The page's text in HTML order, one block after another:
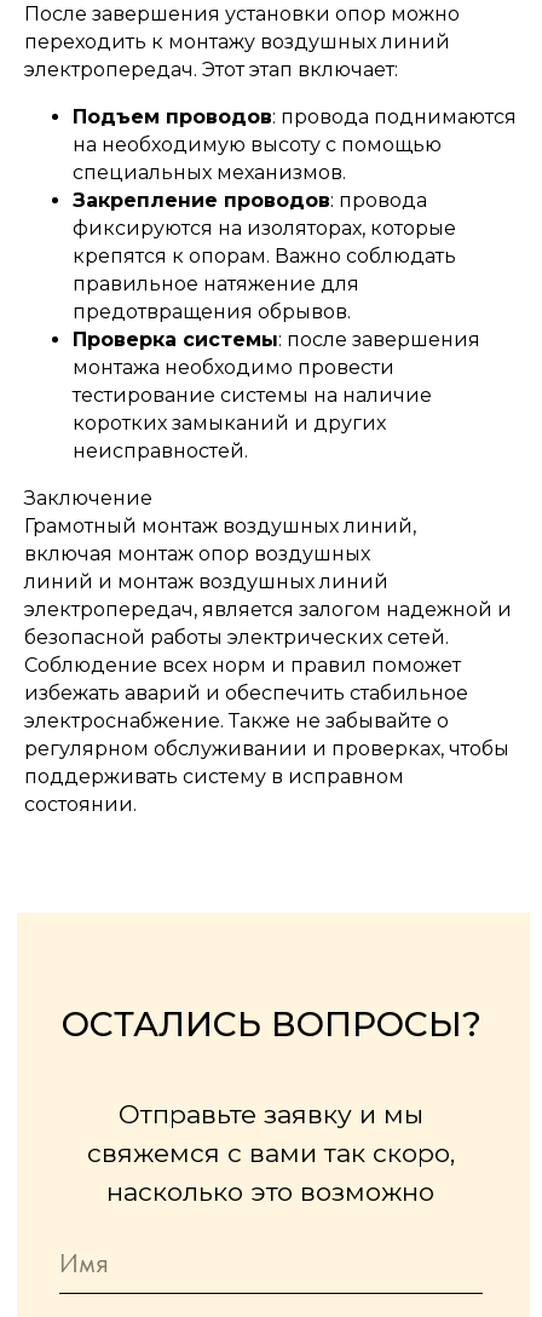
После завершения установки опор можно
переходить к монтажу воздушных линий
электропередач. Этот этап включает:
Подъем проводов: провода поднимаются
на необходимую высоту с помощью
специальных механизмов.
Закрепление проводов: провода
фиксируются на изоляторах, которые
крепятся к опорам. Важно соблюдать
правильное натяжение для
предотвращения обрывов.
Проверка системы: после завершения
монтажа необходимо провести
тестирование системы на наличие
коротких замыканий и других
неисправностей.
Заключение
Грамотный монтаж воздушных линий,
включая монтаж опор воздушных
линий и монтаж воздушных линий
электропередач, является залогом надежной и
безопасной работы электрических сетей.
Соблюдение всех норм и правил поможет
избежать аварий и обеспечить стабильное
электроснабжение. Также не забывайте о
регулярном обслуживании и проверках, чтобы
поддерживать систему в исправном
состоянии.
Я даю согласие на обработку
персональных данных и
соглашаюсь сполитикой
конфиденциальности
Заказать звонок
ОСТАЛИСЬ ВОПРОСЫ?
Отправьте заявку и мы
свяжемся с вами так скоро,
насколько это возможно